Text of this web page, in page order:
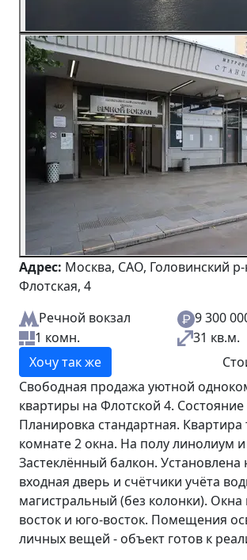
Адрес: Москва, САО, Головинский р-
Флотская, 4
Речной вокзал
9 300
1 комн.
31 кв.м.
Хочу так же
Свободная продажа уютной
квартиры на Флотской 4.
Планировка стандартная. Квартира
комнате 2 окна. На полу линолиум и
Застеклённый балкон. Установлена
входная дверь и счётчики учёта
магистральный (без колонки). Окна
восток и юго-восток. Помещения
личных вещей - объект готов к